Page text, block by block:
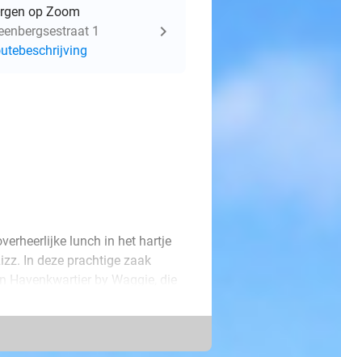
op Zoom
1
lunch in het hartje
In deze prachtige zaak
Havenkwartier by Waggie, die